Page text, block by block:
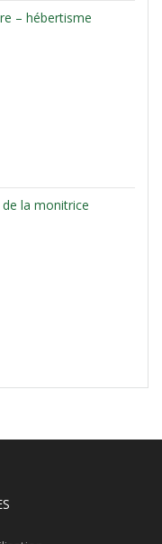
– hébertisme
la monitrice